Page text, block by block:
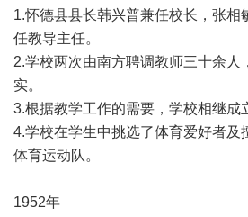
1.怀德县县长韩兴普兼任校长，张相
任教导主任。
2.学校两次由南方聘调教师三十余人
实。
3.根据教学工作的需要，学校相继成
4.学校在学生中挑选了体育爱好者及
体育运动队。
1952年